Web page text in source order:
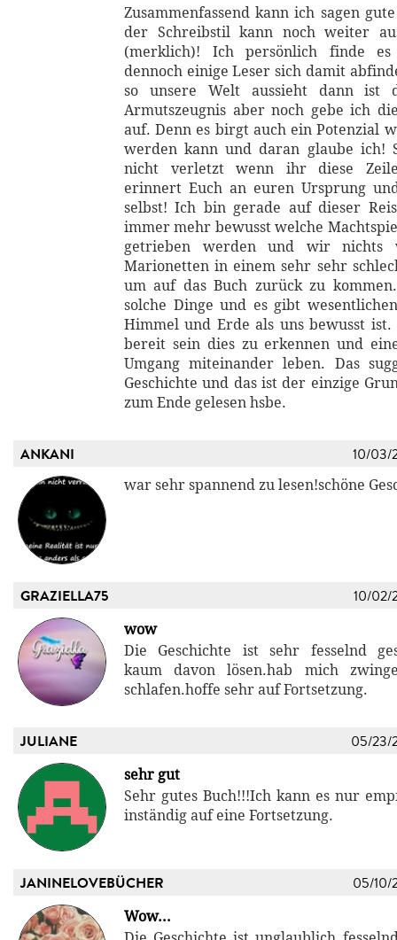
Zusammenfassend kann ich sagen
der Schreibstil kann noch weiter
(merklich)! Ich persönlich finde es
dennoch einige Leser sich damit
so unsere Welt aussieht dann ist
Armutszeugnis aber noch gebe ich
auf. Denn es birgt auch ein Potenzial
werden kann und daran glaube ich!
nicht verletzt wenn ihr diese
erinnert Euch an euren Ursprung
selbst! Ich bin gerade auf dieser
immer mehr bewusst welche
getrieben werden und wir nichts
Marionetten in einem sehr sehr
um auf das Buch zurück zu
solche Dinge und es gibt
Himmel und Erde als uns bewusst
bereit sein dies zu erkennen und
Umgang miteinander leben. Das
Geschichte und das ist der einzige
zum Ende gelesen hsbe.
ANKANI 10/03/
war sehr spannend zu lesen!schöne
GRAZIELLA75 10/02/
wow
Die Geschichte ist sehr fesselnd
kaum davon lösen.hab mich
schlafen.hoffe sehr auf Fortsetzung.
JULIANE 05/23/
sehr gut
Sehr gutes Buch!!!Ich kann es nur
inständig auf eine Fortsetzung.
JANINELOVEBÜCHER 05/10/
Wow...